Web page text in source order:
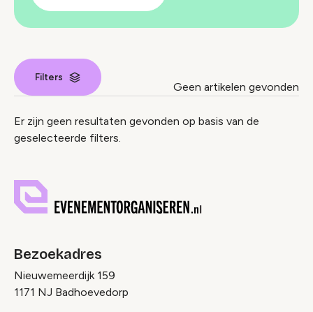
Filters
Geen artikelen gevonden
Nieuws index
Er zijn geen resultaten gevonden op basis van de
geselecteerde filters.
Bezoekadres
Nieuwemeerdijk 159
1171 NJ Badhoevedorp